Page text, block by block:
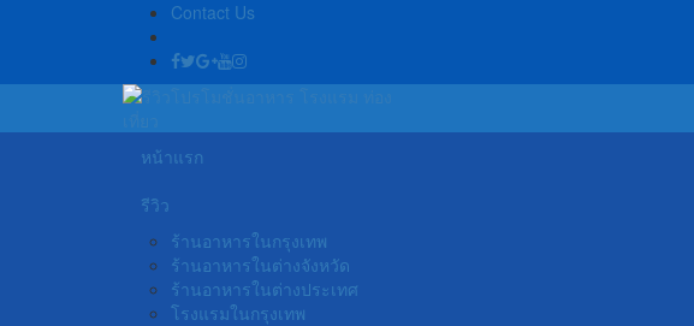
Contact Us
หน้าแรก
รีวิว
ร้านอาหารในกรุงเทพ
ร้านอาหารในต่างจังหวัด
ร้านอาหารในต่างประเทศ
โรงแรมในกรุงเทพ